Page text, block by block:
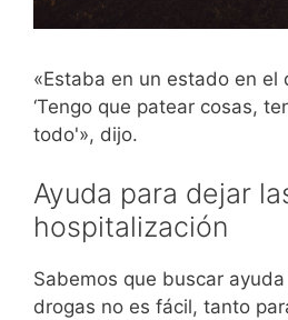
«Estaba en un estado en el
‘Tengo que patear cosas,
todo'», dijo.
Ayuda para dejar
hospitalización
Sabemos que buscar
drogas no es fácil, tanto